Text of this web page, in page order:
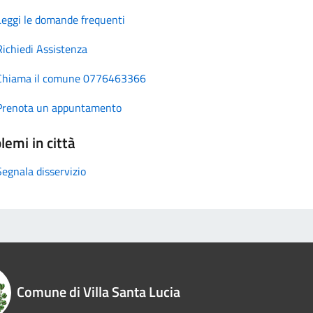
le domande frequenti
Assistenza
il comune 0776463366
un appuntamento
in città
disservizio
Comune di Villa Santa Lucia